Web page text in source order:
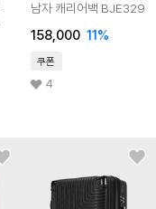
남자 캐리어백 BJE329
158,000 11%
쿠폰
4